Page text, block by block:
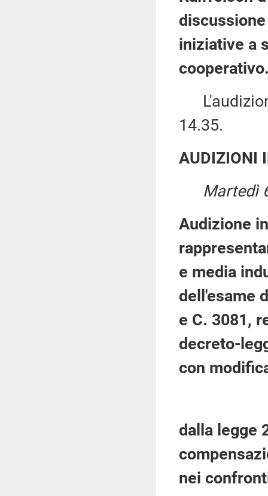
iniziative a
14.35.
AUDIZIONI
Martedì
Audizione
e media
dell'esame
e C. 3081,
decreto-
con
dalla legge
nei